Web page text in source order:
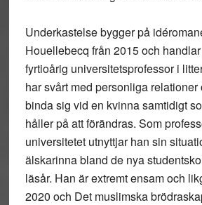
Underkastelse bygger på
Houellebecq från 2015 och
fyrtioårig universitetsprofessor i
har svårt med personliga relationer
binda sig vid en kvinna samtidigt
håller på att förändras. Som
universitetet utnyttjar han sin
älskarinna bland de nya
läsår. Han är extremt ensam och
2020 och Det muslimska